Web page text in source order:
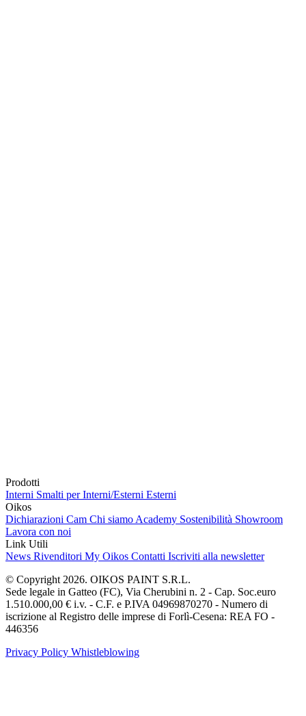
Prodotti
Interni Smalti per Interni/Esterni Esterni
Oikos
Dichiarazioni Cam Chi siamo Academy Sostenibilità Showroom
Lavora con noi
Link Utili
News Rivenditori My Oikos Contatti Iscriviti alla newsletter
© Copyright 2026. OIKOS PAINT S.R.L.
Sede legale in Gatteo (FC), Via Cherubini n. 2 - Cap. Soc.euro
1.510.000,00 € i.v. - C.F. e P.IVA 04969870270 - Numero di
iscrizione al Registro delle imprese di Forlì-Cesena: REA FO -
446356
Privacy Policy Whistleblowing